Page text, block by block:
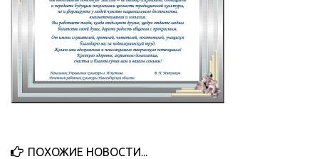
МБУ Дом культуры «Октябрь»
МБОУ ДО «Детская школа искусств»
МБОУ ДО «Детская музыкальная школа»
МБУК «Искитимский городской историко-художественный
музей»
ПОХОЖИЕ НОВОСТИ...